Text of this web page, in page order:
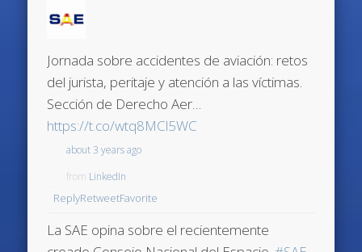
Jornada sobre accidentes de aviación: retos
del jurista, peritaje y atención a las víctimas.
Sección de Derecho Aer…
https://t.co/wtq8MCl5WC
about 3 years ago
from LinkedIn
ReplyRetweetFavorite
La SAE opina sobre el recientemente